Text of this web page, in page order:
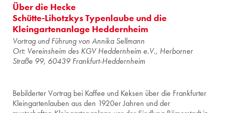
Über die Hecke
Schütte-Lihotzkys Typenlaube und die
Kleingartenanlage Heddernheim
Vortrag und Führung von Annika Sellmann
Ort: Vereinsheim des KGV Heddernheim e.V., Herborner
Straße 99, 60439 Frankfurt-Heddernheim
Bebilderter Vortrag bei Kaffee und Keksen über die Frankfurter
Kleingartenlauben aus den 1920er Jahren und der